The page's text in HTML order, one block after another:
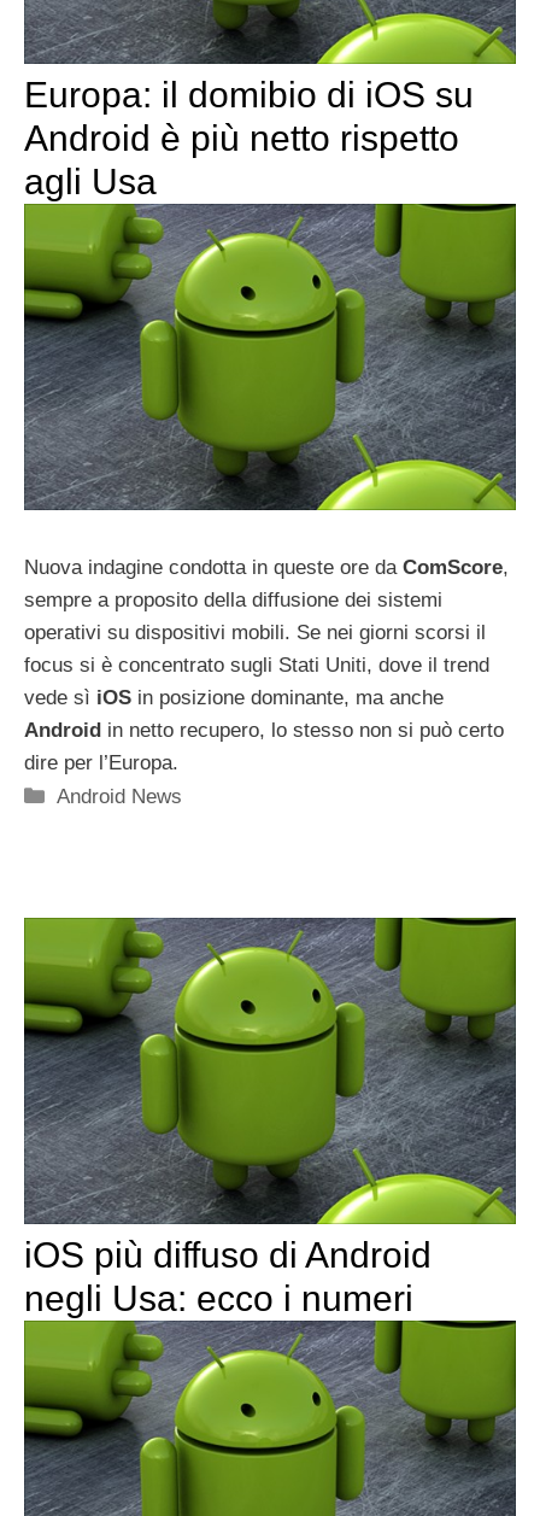
Europa: il domibio di iOS su
Android è più netto rispetto
agli Usa
Nuova indagine condotta in queste ore da ComScore,
sempre a proposito della diffusione dei sistemi
operativi su dispositivi mobili. Se nei giorni scorsi il
focus si è concentrato sugli Stati Uniti, dove il trend
vede sì iOS in posizione dominante, ma anche
Android in netto recupero, lo stesso non si può certo
dire per l’Europa.
Categorie
Android News
iOS più diffuso di Android
negli Usa: ecco i numeri